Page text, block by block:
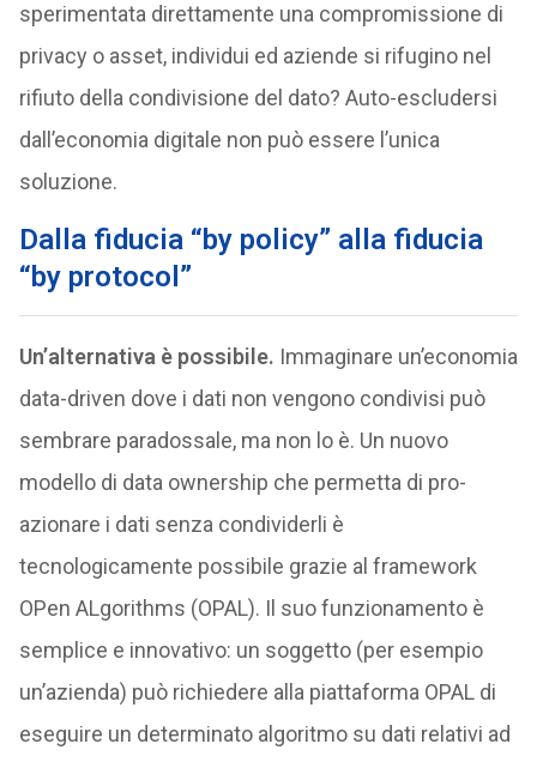
sperimentata direttamente una compromissione di
privacy o asset, individui ed aziende si rifugino nel
rifiuto della condivisione del dato? Auto-escludersi
dall’economia digitale non può essere l’unica
soluzione.
Dalla fiducia “by policy” alla fiducia
“by protocol”
Un’alternativa è possibile. Immaginare un’economia
data-driven dove i dati non vengono condivisi può
sembrare paradossale, ma non lo è. Un nuovo
modello di data ownership che permetta di pro-
azionare i dati senza condividerli è
tecnologicamente possibile grazie al framework
OPen ALgorithms (OPAL). Il suo funzionamento è
semplice e innovativo: un soggetto (per esempio
un’azienda) può richiedere alla piattaforma OPAL di
eseguire un determinato algoritmo su dati relativi ad